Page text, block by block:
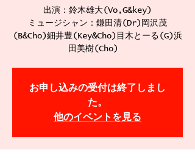
出演：鈴木雄大(Vo,G&key)
ミュージシャン：鎌田清(Dr)岡沢茂
(B&Cho)細井豊(Key&Cho)目木とーる(G)浜
田美樹(Cho)
お申し込みの受付は終了しまし
た。
他のイベントを見る